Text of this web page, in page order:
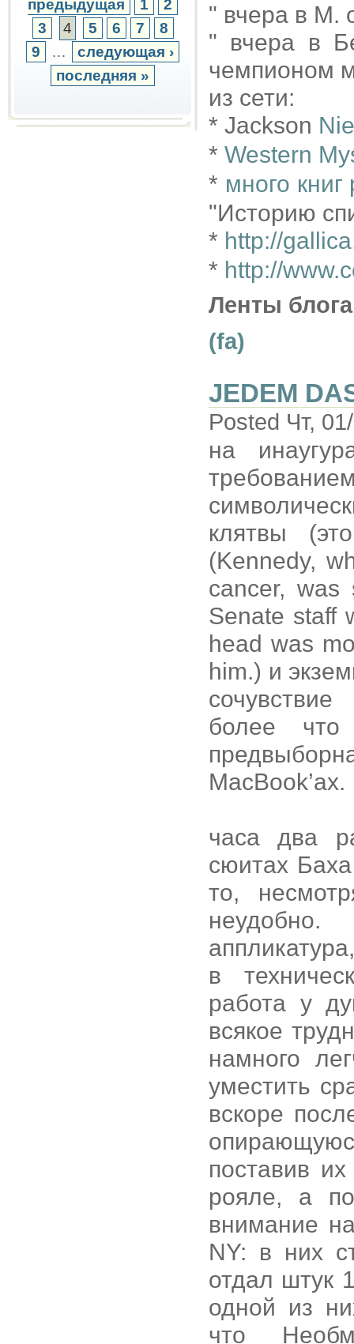
предыдущая 1
2
3
4 5 6 7
8
9
…
следующая ›
последняя »
" вчера в М.
" вчера в
чемпионом
из сети:
* Jackson
* Western
* много книг
"Историю
* http://
* http://
Ленты
(fa)
JEDEM
Posted Чт,
на
клятвы
(Kennedy,
cancer, was
Senate staff
head was
him.) и
более
MacBook’ах.
часа два
сюитах
то,
в
работа у
всякое
намного
уместить
вскоре
поставив
рояле, а
внимание
NY: в них
отдал штук
одной из
что